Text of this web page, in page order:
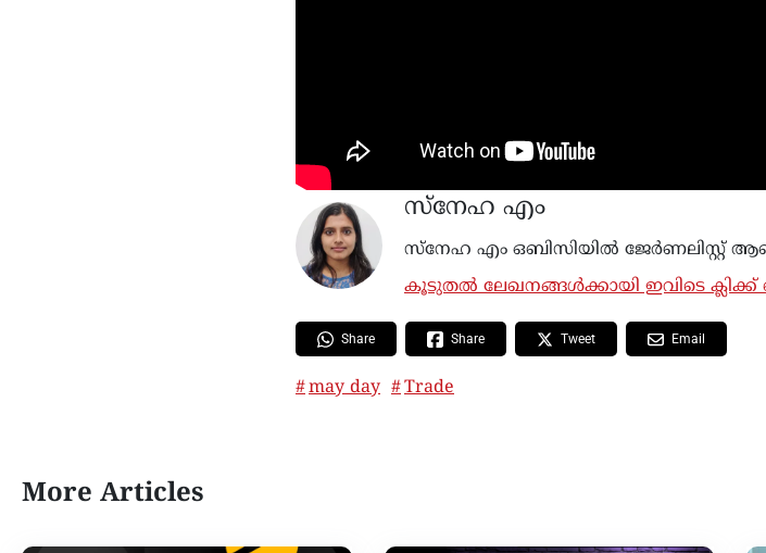
സ്നേഹ എം
സ്നേഹ എം ഒബിസിയില്‍ ജേർണലിസ്റ്റ്
കൂടുതൽ ലേഖനങ്ങൾക്കായി ഇവിടെ ക്ലിക്ക്
Share Share Tweet Email
may day Trade
More Articles